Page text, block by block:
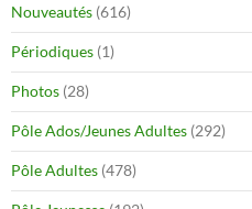
Nouveautés (616)
Périodiques (1)
Photos (28)
Pôle Ados/Jeunes Adultes (292)
Pôle Adultes (478)